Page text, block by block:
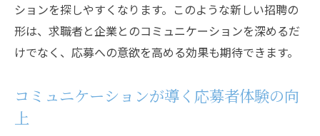
求職者の多様性を活かすためのディスカッ
ション
求人プロセスに革命をディスカッションで応募
ディスカッションが応募者に与える魅力
ションを探しやすくなります。このような新しい招聘の
形は、求職者と企業とのコミュニケーションを深めるだ
けでなく、応募への意欲を高める効果も期待できます。
コミュニケーションが導く応募者体験の向
上